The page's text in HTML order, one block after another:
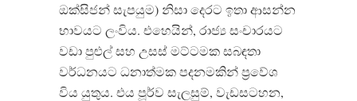
ඔක්සිජන්සැපයුම) නිසාදෙරට ඉතාආසන්න
භාවයට ලංවිය. එහෙයින්, රාජ්‍යසංචාරයට
වඩාපුළුල්සහ උසස්මට්ටමකසබඳතා
වර්ධනයට ධනාත්මකපදනමකින්ප්‍රවේශ
විය යුතුය. එය පූර්ව සැලසුම්, වැඩසටහන,